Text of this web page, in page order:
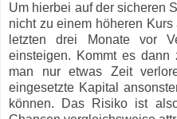
Um hierbei auf der sicheren
nicht zu einem höheren
letzten drei Monate vor
einsteigen. Kommt es dann
man nur etwas Zeit
eingesetzte Kapital
können. Das Risiko ist